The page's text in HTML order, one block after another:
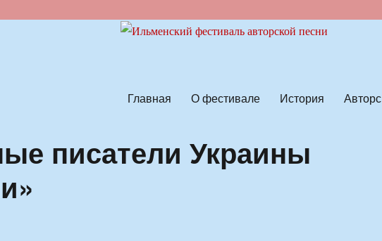
Главная О фестивале История
писатели Украины